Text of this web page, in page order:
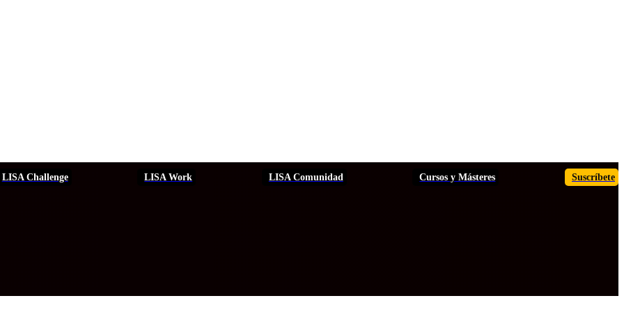
Suscríbete
Cursos y Másteres
LISA Comunidad
LISA Work
LISA Challenge